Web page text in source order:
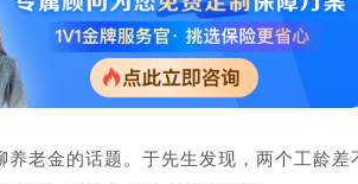
老金的话题。于先生发现，两个工龄差